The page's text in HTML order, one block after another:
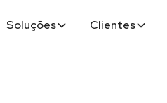
Soluções Clientes